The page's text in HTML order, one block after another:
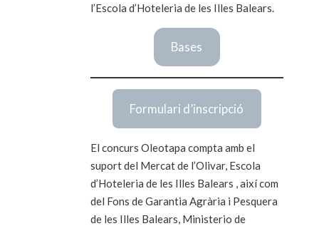
l’Escola d’Hoteleria de les Illes Balears.
Bases
Formulari d’inscripció
El concurs Oleotapa compta amb el
suport del Mercat de l’Olivar, Escola
d’Hoteleria de les Illes Balears , així com
del Fons de Garantia Agrària i Pesquera
de les Illes Balears, Ministerio de